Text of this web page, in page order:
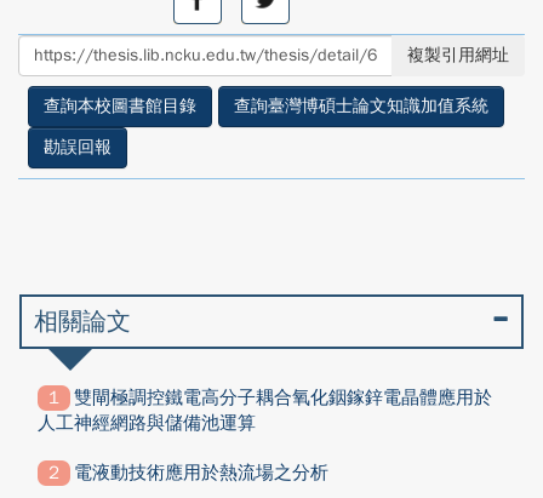
至
facebook
享
至
twitter
複製引用網址
查詢本校圖書館目錄
查詢臺灣博碩士論文知識加值系統
勘誤回報
相關論文
雙閘極調控鐵電高分子耦合氧化銦鎵鋅電晶體應用於
人工神經網路與儲備池運算
電液動技術應用於熱流場之分析